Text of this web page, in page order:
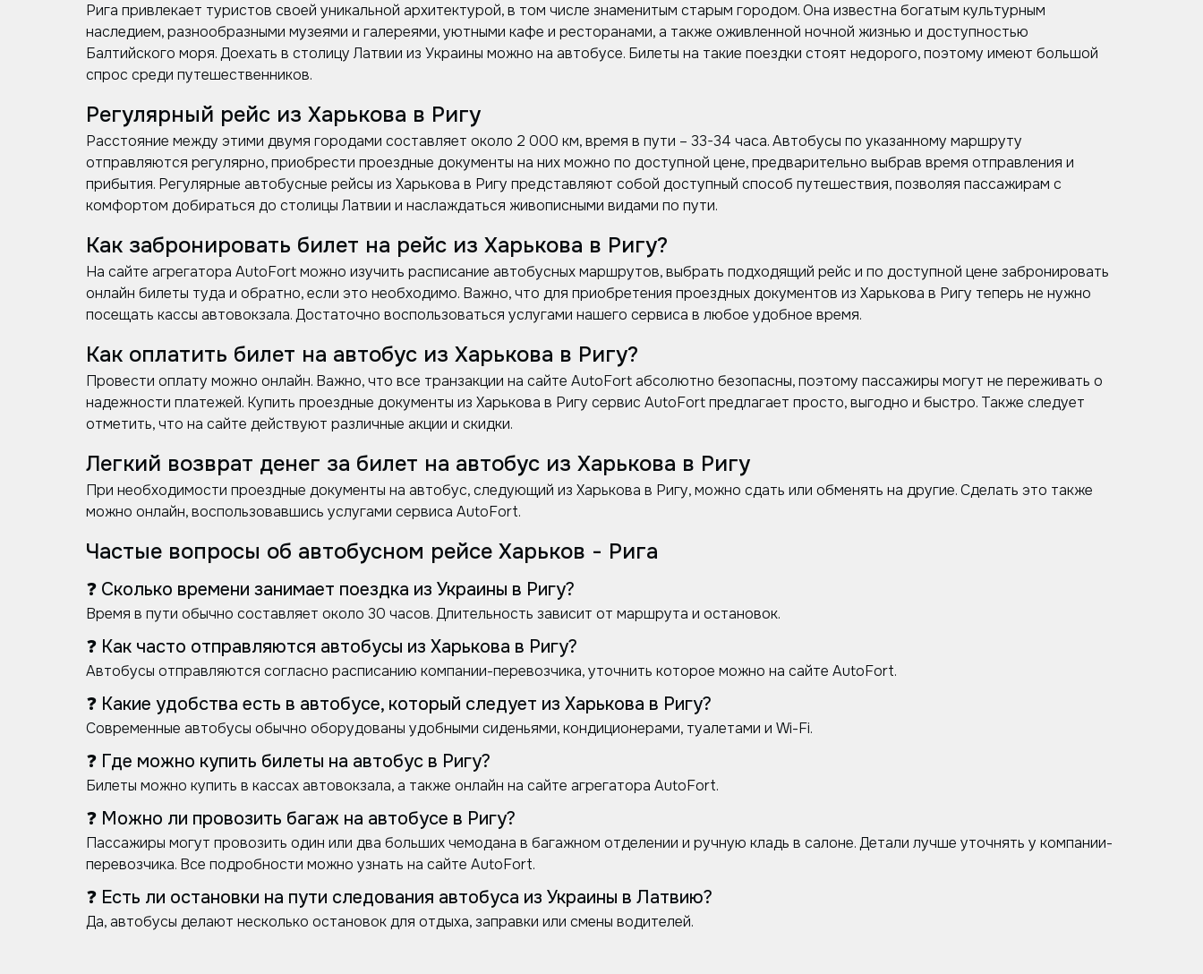
Рига привлекает туристов своей уникальной архитектурой, в том числе знаменитым старым городом. Она известна богатым культурным
наследием, разнообразными музеями и галереями, уютными кафе и ресторанами, а также оживленной ночной жизнью и доступностью
Балтийского моря. Доехать в столицу Латвии из Украины можно на автобусе. Билеты на такие поездки стоят недорого, поэтому имеют большой
спрос среди путешественников.
Регулярный рейс из Харькова в Ригу
Расстояние между этими двумя городами составляет около 2 000 км, время в пути – 33-34 часа. Автобусы по указанному маршруту
отправляются регулярно, приобрести проездные документы на них можно по доступной цене, предварительно выбрав время отправления и
прибытия. Регулярные автобусные рейсы из Харькова в Ригу представляют собой доступный способ путешествия, позволяя пассажирам с
комфортом добираться до столицы Латвии и наслаждаться живописными видами по пути.
Как забронировать билет на рейс из Харькова в Ригу?
На сайте агрегатора AutoFort можно изучить расписание автобусных маршрутов, выбрать подходящий рейс и по доступной цене забронировать
онлайн билеты туда и обратно, если это необходимо. Важно, что для приобретения проездных документов из Харькова в Ригу теперь не нужно
посещать кассы автовокзала. Достаточно воспользоваться услугами нашего сервиса в любое удобное время.
Как оплатить билет на автобус из Харькова в Ригу?
Провести оплату можно онлайн. Важно, что все транзакции на сайте AutoFort абсолютно безопасны, поэтому пассажиры могут не переживать о
надежности платежей. Купить проездные документы из Харькова в Ригу сервис AutoFort предлагает просто, выгодно и быстро. Также следует
отметить, что на сайте действуют различные акции и скидки.
Легкий возврат денег за билет на автобус из Харькова в Ригу
При необходимости проездные документы на автобус, следующий из Харькова в Ригу, можно сдать или обменять на другие. Сделать это также
можно онлайн, воспользовавшись услугами сервиса AutoFort.
Частые вопросы об автобусном рейсе Харьков - Рига
❓ Сколько времени занимает поездка из Украины в Ригу?
Время в пути обычно составляет около 30 часов. Длительность зависит от маршрута и остановок.
❓ Как часто отправляются автобусы из Харькова в Ригу?
Автобусы отправляются согласно расписанию компании-перевозчика, уточнить которое можно на сайте AutoFort.
❓ Какие удобства есть в автобусе, который следует из Харькова в Ригу?
Современные автобусы обычно оборудованы удобными сиденьями, кондиционерами, туалетами и Wi-Fi.
❓ Где можно купить билеты на автобус в Ригу?
Билеты можно купить в кассах автовокзала, а также онлайн на сайте агрегатора AutoFort.
❓ Можно ли провозить багаж на автобусе в Ригу?
Пассажиры могут провозить один или два больших чемодана в багажном отделении и ручную кладь в салоне. Детали лучше уточнять у компании-
перевозчика. Все подробности можно узнать на сайте AutoFort.
❓ Есть ли остановки на пути следования автобуса из Украины в Латвию?
Да, автобусы делают несколько остановок для отдыха, заправки или смены водителей.